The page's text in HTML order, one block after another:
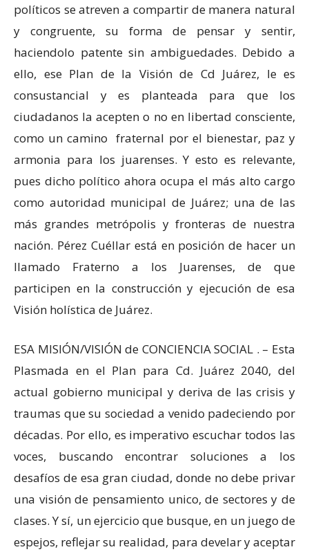
políticos se atreven a compartir de manera natural
y congruente, su forma de pensar y sentir,
haciendolo patente sin ambiguedades. Debido a
ello, ese Plan de la Visión de Cd Juárez, le es
consustancial y es planteada para que los
ciudadanos la acepten o no en libertad consciente,
como un camino fraternal por el bienestar, paz y
armonia para los juarenses. Y esto es relevante,
pues dicho político ahora ocupa el más alto cargo
como autoridad municipal de Juárez; una de las
más grandes metrópolis y fronteras de nuestra
nación. Pérez Cuéllar está en posición de hacer un
llamado Fraterno a los Juarenses, de que
participen en la construcción y ejecución de esa
Visión holística de Juárez.
ESA MISIÓN/VISIÓN de CONCIENCIA SOCIAL . – Esta
Plasmada en el Plan para Cd. Juárez 2040, del
actual gobierno municipal y deriva de las crisis y
traumas que su sociedad a venido padeciendo por
décadas. Por ello, es imperativo escuchar todos las
voces, buscando encontrar soluciones a los
desafíos de esa gran ciudad, donde no debe privar
una visión de pensamiento unico, de sectores y de
clases. Y sí, un ejercicio que busque, en un juego de
espejos, reflejar su realidad, para develar y aceptar